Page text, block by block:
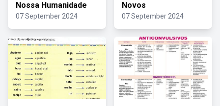
Nossa Humanidade
07 September 2024
Novos
07 September 2024